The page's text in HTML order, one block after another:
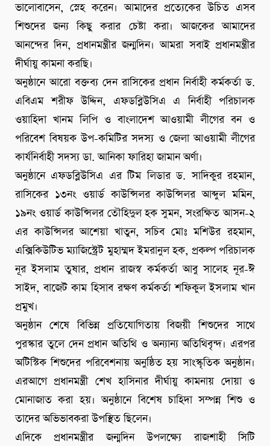
ভালোবাসেন, স্নেহ করেন। আমাদের প্রত্যেকের উচিত এসব
শিশুদের জন্য কিছু করার চেষ্টা করা। আজকের আমাদের
আনন্দের দিন, প্রধানমন্ত্রীর জন্মদিন। আমরা সবাই প্রধানমন্ত্রীর
দীর্ঘায়ু কামনা করছি।
অনুষ্ঠানে আরো বক্তব্য দেন রাসিকের প্রধান নির্বাহী কর্মকর্তা ড.
এবিএম শরীফ উদ্দিন, এফডব্লিউসিএ এ নির্বাহী পরিচালক
ওয়াহিদা খানম লিপি ও বাংলাদেশ আওয়ামী লীগের বন ও
পরিবেশ বিষয়ক উপ-কমিটির সদস্য ও জেলা আওয়ামী লীগের
কার্যনির্বাহী সদস্য ডা. আনিকা ফারিহা জামান অর্ণা।
অনুষ্ঠানে এফডব্লিউসিএ এর টিম লিডার ড. সাদিকুর রহমান,
রাসিকের ১৩নং ওয়ার্ড কাউন্সিলর কাউন্সিলর আব্দুল মমিন,
১৯নং ওয়ার্ড কাউন্সিলর তৌহিদুল হক সুমন, সংরক্ষিত আসন-২
এর কাউন্সিলর আশেয়া খাতুন, সচিব মোঃ মশিউর রহমান,
এক্সিকিউটিভ ম্যাজিস্ট্রেট মুহাম্মদ ইমরানুল হক, প্রকল্প পরিচালক
নূর ইসলাম তুষার, প্রধান রাজস্ব কর্মকর্তা আবু সালেহ নূর-ঈ
সাইদ, বাজেট কাম হিসাব রক্ষণ কর্মকর্তা শফিকুল ইসলাম খান
প্রমুখ।
অনুষ্ঠান শেষে বিভিন্ন প্রতিযোগিতায় বিজয়ী শিশুদের সাথে
পুরস্কার তুলে দেন প্রধান অতিথি ও অন্যান্য অতিথিবৃন্দ। এরপর
অটিস্টিক শিশুদের পরিবেশনায় অনুষ্ঠিত হয় সাংস্কৃতিক অনুষ্ঠান।
এরআগে প্রধানমন্ত্রী শেখ হাসিনার দীর্ঘায়ু কামনায় দোয়া ও
মোনাজাত করা হয়। অনুষ্ঠানে বিশেষ চাহিদা সম্পন্ন শিশু ও
তাদের অভিভাবকরা উপস্থিত ছিলেন।
এদিকে প্রধানমন্ত্রীর জন্মদিন উপলক্ষ্যে রাজশাহী সিটি